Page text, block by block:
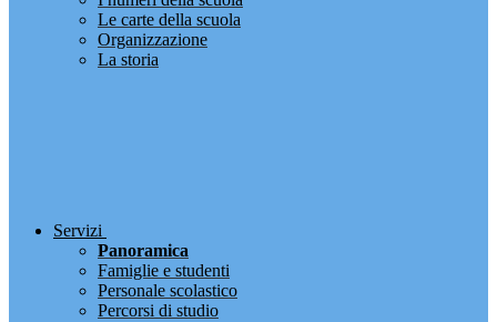
Le carte della scuola
Organizzazione
La storia
Servizi
Panoramica
Famiglie e studenti
Personale scolastico
Percorsi di studio